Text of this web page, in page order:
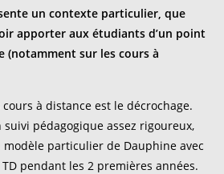
un contexte particulier, que
apporter aux étudiants d’un point
(notamment sur les cours à
à distance est le décrochage.
pédagogique assez rigoureux,
particulier de Dauphine avec
pendant les 2 premières années.